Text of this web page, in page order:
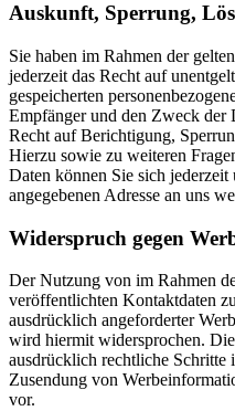
Auskunft, Sperrung,
Sie haben im Rahmen der
jederzeit das Recht auf
gespeicherten
Empfänger und den Zweck der
Recht auf Berichtigung,
Hierzu sowie zu weiteren
Daten können Sie sich
angegebenen Adresse an uns
Widerspruch gegen
Der Nutzung von im Rahmen
veröffentlichten Kontaktdaten
ausdrücklich angeforderter
wird hiermit widersprochen.
ausdrücklich rechtliche Schritte
Zusendung von
vor.